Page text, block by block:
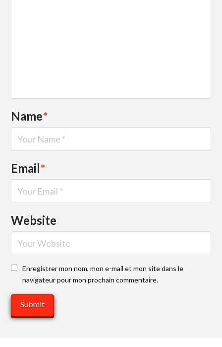
Name*
Email*
Website
Enregistrer mon nom, mon e-mail et mon site dans le
navigateur pour mon prochain commentaire.